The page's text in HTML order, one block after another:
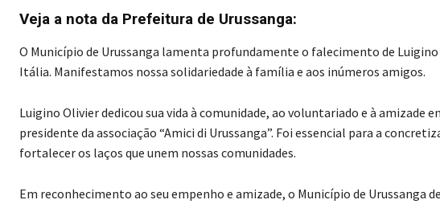
Veja a nota da Prefeitura de Urussanga:
O Município de Urussanga lamenta profundamente o falecimento de
Itália. Manifestamos nossa solidariedade à família e aos inúmeros amigos.
Luigino Olivier dedicou sua vida à comunidade, ao voluntariado e à amizade
presidente da associação “Amici di Urussanga”. Foi essencial para a
fortalecer os laços que unem nossas comunidades.
Em reconhecimento ao seu empenho e amizade, o Município de Urussanga